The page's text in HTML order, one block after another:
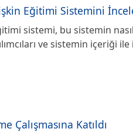
Eğitimi Sistemini
sistemi, bu sistemin
ve sistemin içeriği
Çalışmasına Katıldı